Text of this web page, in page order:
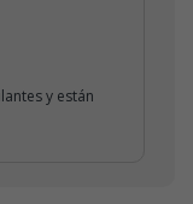
y están